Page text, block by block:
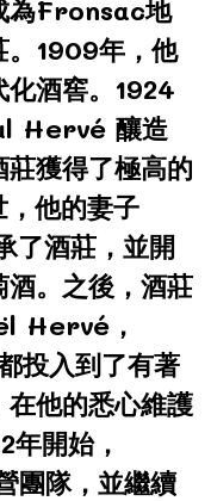
為Fronsac地
。1909年，他
化酒窖。1924
Hervé 釀造
獲得了極高的
他的妻子
酒莊，並開
。之後，酒莊
Hervé，
投入到了有著
他的悉心維護
年開始，
團隊，並繼續